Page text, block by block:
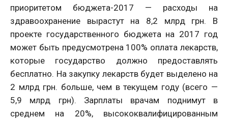
приоритетом бюджета-2017 — расходы на
здравоохранение вырастут на 8,2 млрд грн. В
проекте государственного бюджета на 2017 год
может быть предусмотрена 100% оплата лекарств,
которые государство должно предоставлять
бесплатно. На закупку лекарств будет выделено на
2 млрд грн. больше, чем в текущем году (всего —
5,9 млрд грн). Зарплаты врачам поднимут в
среднем на 20%, высококвалифицированным